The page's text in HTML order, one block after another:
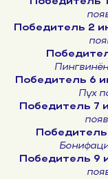
Победитель 2
Победитель 6
Пух
Победитель 7
Победитель 9